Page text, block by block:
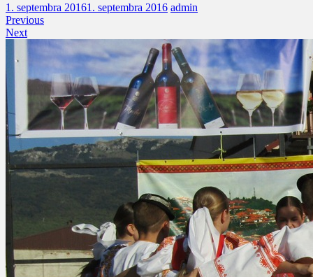
1. septembra 20161. septembra 2016 admin
Previous
Next